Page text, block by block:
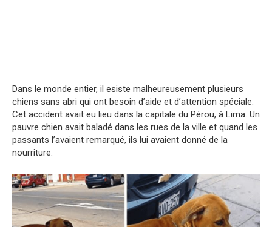
Dans le monde entier, il esiste malheureusement plusieurs
chiens sans abri qui ont besoin d’aide et d’attention spéciale.
Cet accident avait eu lieu dans la capitale du Pérou, à Lima. Un
pauvre chien avait baladé dans les rues de la ville et quand les
passants l’avaient remarqué, ils lui avaient donné de la
nourriture.